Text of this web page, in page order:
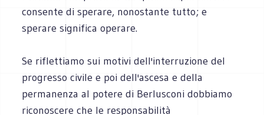
consente di sperare, nonostante tutto; e
sperare significa operare.
Se riflettiamo sui motivi dell'interruzione del
progresso civile e poi dell'ascesa e della
permanenza al potere di Berlusconi dobbiamo
riconoscere che le responsabilità